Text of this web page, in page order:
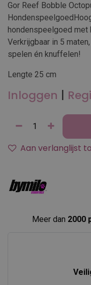
Gor Reef Bobble
hondenspeelgoed met
Verkrijgbaar in 5
spelen én knuffelen!
Lengte 25 cm
Inloggen |
Aan verlanglijst
Meer dan 2000